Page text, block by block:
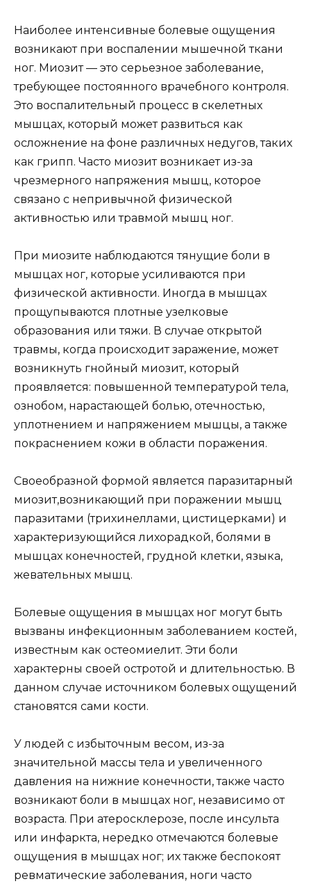
Наиболее интенсивные болевые ощущения
возникают при воспалении мышечной ткани
ног. Миозит — это серьезное заболевание,
требующее постоянного врачебного контроля.
Это воспалительный процесс в скелетных
мышцах, который может развиться как
осложнение на фоне различных недугов, таких
как грипп. Часто миозит возникает из-за
чрезмерного напряжения мышц, которое
связано с непривычной физической
активностью или травмой мышц ног.
При миозите наблюдаются тянущие боли в
мышцах ног, которые усиливаются при
физической активности. Иногда в мышцах
прощупываются плотные узелковые
образования или тяжи. В случае открытой
травмы, когда происходит заражение, может
возникнуть гнойный миозит, который
проявляется: повышенной температурой тела,
ознобом, нарастающей болью, отечностью,
уплотнением и напряжением мышцы, а также
покраснением кожи в области поражения.
Своеобразной формой является паразитарный
миозит,возникающий при поражении мышц
паразитами (трихинеллами, цистицерками) и
характеризующийся лихорадкой, болями в
мышцах конечностей, грудной клетки, языка,
жевательных мышц.
Болевые ощущения в мышцах ног могут быть
вызваны инфекционным заболеванием костей,
известным как остеомиелит. Эти боли
характерны своей остротой и длительностью. В
данном случае источником болевых ощущений
становятся сами кости.
У людей с избыточным весом, из-за
значительной массы тела и увеличенного
давления на нижние конечности, также часто
возникают боли в мышцах ног, независимо от
возраста. При атеросклерозе, после инсульта
или инфаркта, нередко отмечаются болевые
ощущения в мышцах ног; их также беспокоят
ревматические заболевания, ноги часто